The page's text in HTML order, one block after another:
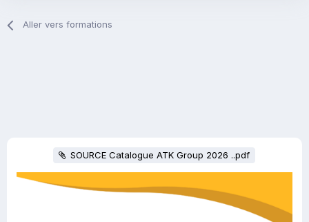
Aller vers formations
SOURCE Catalogue ATK Group 2026 ..pdf